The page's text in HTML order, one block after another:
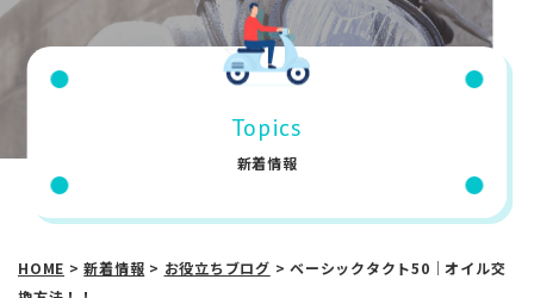
Topics
新着情報
HOME >新着情報 > お役立ちブログ > ベーシックタクト50｜オイル交